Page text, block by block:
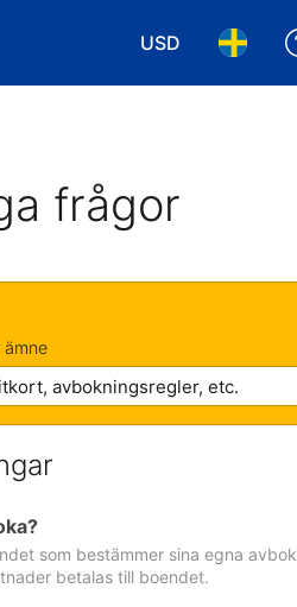
USD
Välj valuta. Din
Välj
frågor
ämne
som bestämmer sina egna
betalas till boendet.